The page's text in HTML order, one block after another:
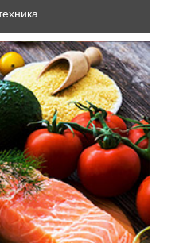
высоким
Она делает
безопасное,
и социально
производства,
фактором